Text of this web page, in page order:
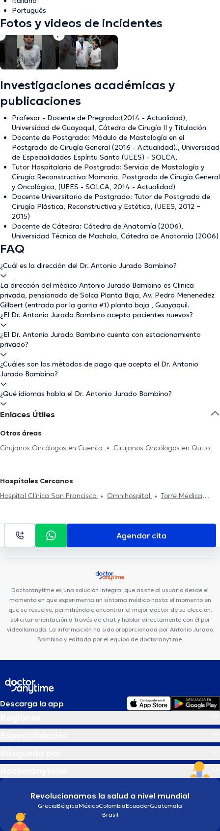
Português
Fotos y videos de incidentes
Investigaciones académicas y
publicaciones
Profesor - Docente de Pregrado:(2014 - Actualidad),
Universidad de Guayaquil, Cátedra de Cirugía II y Titulación
Docente de Postgrado: Módulo de Mastología en el
Postgrado de Cirugía General (2016 - Actualidad)., Universidad
de Especialidades Espíritu Santo (UEES) - SOLCA,
Tutor Hospitalario de Postgrado: Servicio de Mastología y
Cirugía Reconstructiva Mamaria, Postgrado de Cirugía General
y Oncológica, (UEES - SOLCA, 2014 - Actualidad)
Docente Universitario de Postgrado: Tutor de Postgrado de
Cirugía Plástica, Reconstructiva y Estética, (UEES, 2012 –
2015)
Docente de Cátedra: Cátedra de Anatomía (2006),
Universidad Técnica de Machala, Cátedra de Anatomía (2006)
FAQ
¿Cuál es la dirección del Dr. Antonio Jurado Bambino?
La dirección del médico Antonio Jurado Bambino es Clinica
privada, pensionado de Solca Planta Baja, Av. Pedro Menenedez
Gillbert (entrada por la garita #1) planta baja , Guayaquil.
¿El Dr. Antonio Jurado Bambino acepta pacientes nuevos?
¿El Dr. Antonio Jurado Bambino cuenta con estacionamiento
privado?
¿Cuáles son los métodos de pago que acepta el Dr. Antonio
Jurado Bambino?
¿Qué idiomas habla el Dr. Antonio Jurado Bambino?
Enlaces Útiles
Otras áreas
Cirujanos Oncólogos en Cuenca
Cirujanos Oncólogos en Quito
Hospitales Cercanos
Hospital Clínica San Francisco
Omnihospital
Torre Médica
Sucursal Norte
Agendar cita
Doctoranytime es una solución integral que asiste al usuario desde el
momento en que experimenta un síntoma médico hasta el momento en
que se resuelve, permitiéndole encontrar el mejor doctor de su elección,
solicitar orientación a través de chat y hablar directamente con él por
videollamada. La información ha sido proporcionada por Antonio Jurado
Bambino y editada por el equipo de doctoranytime.
Descarga la app
Revolucionamos la salud a nivel mundial
GreciaBélgicaMéxicoColombiaEcuadorGuatemala
Brasil